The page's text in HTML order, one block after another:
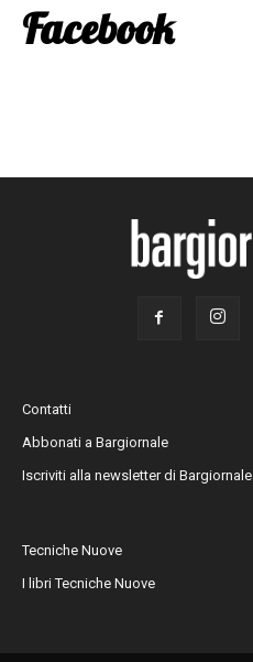
Facebook
Contatti
Abbonati a Bargiornale
Iscriviti alla newsletter di Bargiornale
Tecniche Nuove
I libri Tecniche Nuove